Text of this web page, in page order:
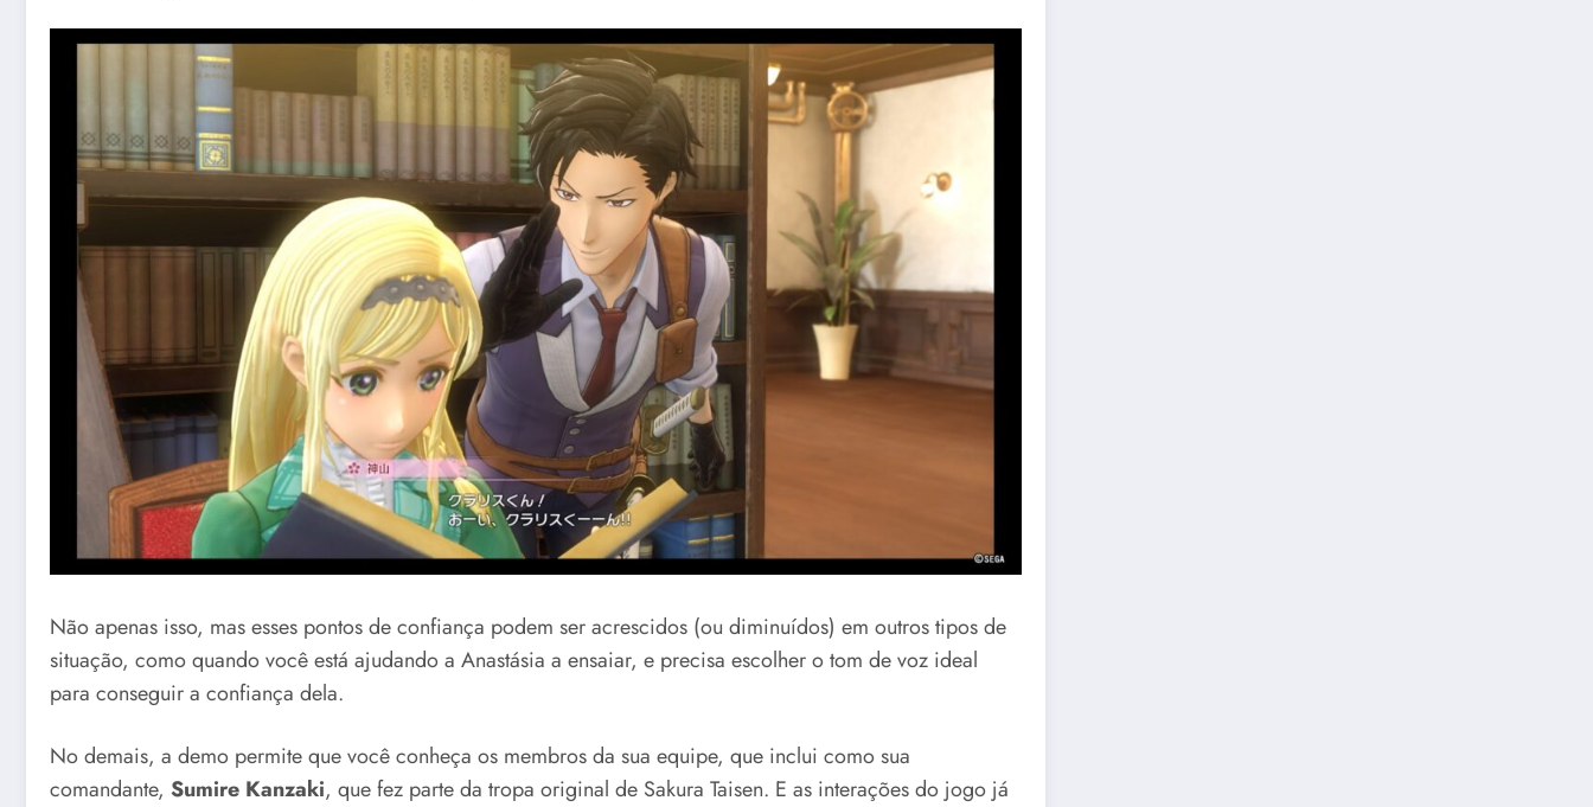
Não apenas isso, mas esses pontos de confiança podem ser acrescidos (ou diminuídos) em outros tipos de
situação, como quando você está ajudando a Anastásia a ensaiar, e precisa escolher o tom de voz ideal
para conseguir a confiança dela.
No demais, a demo permite que você conheça os membros da sua equipe, que inclui como sua
comandante, Sumire Kanzaki, que fez parte da tropa original de Sakura Taisen. E as interações do jogo já